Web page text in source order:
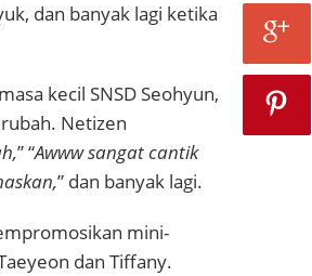
dan banyak lagi ketika
kecil SNSD Seohyun,
Netizen
” “Awww sangat cantik
” dan banyak lagi.
mini-
dan Tiffany.